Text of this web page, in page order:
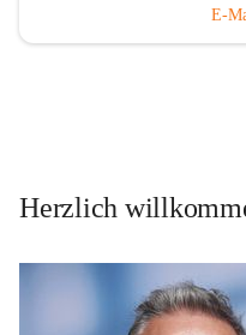
E-
Herzlich